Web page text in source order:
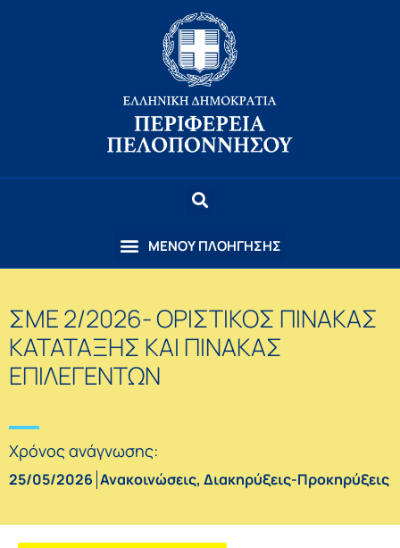
ΣΜΕ 2/2026- ΟΡΙΣΤΙΚΟΣ ΠΙΝΑΚΑΣ
ΚΑΤΑΤΑΞΗΣ ΚΑΙ ΠΙΝΑΚΑΣ
ΕΠΙΛΕΓΕΝΤΩΝ
Χρόνος ανάγνωσης:
25/05/2026 Ανακοινώσεις, Διακηρύξεις-Προκηρύξεις